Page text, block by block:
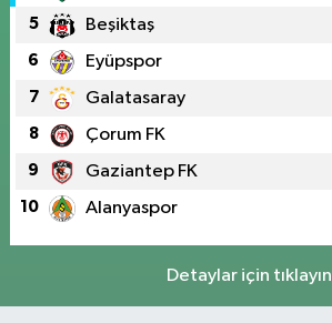
5 Beşiktaş
6 Eyüpspor
7 Galatasaray
8 Çorum FK
9 Gaziantep FK
10 Alanyaspor
Detaylar için tıklayın